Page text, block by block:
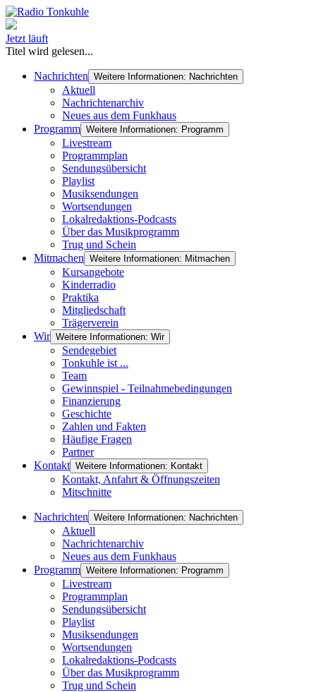
Jetzt läuft
Titel wird gelesen...
Nachrichten Weitere Informationen: Nachrichten
Aktuell
Nachrichtenarchiv
Neues aus dem Funkhaus
Programm Weitere Informationen: Programm
Livestream
Programmplan
Sendungsübersicht
Playlist
Musiksendungen
Wortsendungen
Lokalredaktions-Podcasts
Über das Musikprogramm
Trug und Schein
Mitmachen Weitere Informationen: Mitmachen
Kursangebote
Kinderradio
Praktika
Mitgliedschaft
Trägerverein
Wir Weitere Informationen: Wir
Sendegebiet
Tonkuhle ist ...
Team
Gewinnspiel - Teilnahmebedingungen
Finanzierung
Geschichte
Zahlen und Fakten
Häufige Fragen
Partner
Kontakt Weitere Informationen: Kontakt
Kontakt, Anfahrt & Öffnungszeiten
Mitschnitte
Nachrichten Weitere Informationen: Nachrichten
Aktuell
Nachrichtenarchiv
Neues aus dem Funkhaus
Programm Weitere Informationen: Programm
Livestream
Programmplan
Sendungsübersicht
Playlist
Musiksendungen
Wortsendungen
Lokalredaktions-Podcasts
Über das Musikprogramm
Trug und Schein